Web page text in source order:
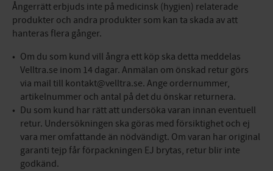
Ångerrätt erbjuds inte på medicinsk (hygien) relaterade
produkter och andra produkter som kan ta skada av att
hanteras flera gånger.
Om du som kund vill ångra ett köp ska detta meddelas
Velltra.se inom 14 dagar. Anmälan om önskad retur görs
via mail till kontakt@velltra.se. Ange ordernummer,
artikelnummer och antal på det du önskar returnera.
Du som kund har rätt att undersöka varan innan eventuell
retur. Undersökningen ska göras med försiktighet och ej
vara mer omfattande än nödvändigt. Om varan har original
garanti tejp får förpackningen EJ brytas, retur blir inte
godkänd.